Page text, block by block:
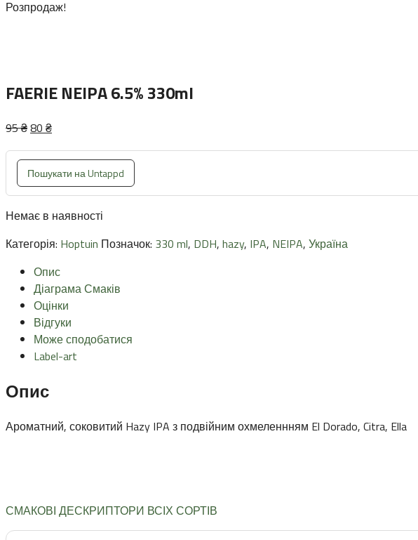
Розпродаж!
FAERIE NEIPA 6.5% 330ml
95₴Оригінальна
95 ₴.
80 ₴Поточна
80 ₴.
Пошукати на Untappd
Немає в наявності
Категорія: Hoptuin Позначок: 330 ml, DDH, hazy, IPA, NEIPA, Україна
Опис
Діаграма Смаків
Оцінки
Відгуки
Може сподобатися
Label-art
Опис
Ароматний, соковитий Hazy IPA з подвійним охмеленнням El Dorado, Citra, Ella
СМАКОВІ ДЕСКРИПТОРИ ВСІХ СОРТІВ